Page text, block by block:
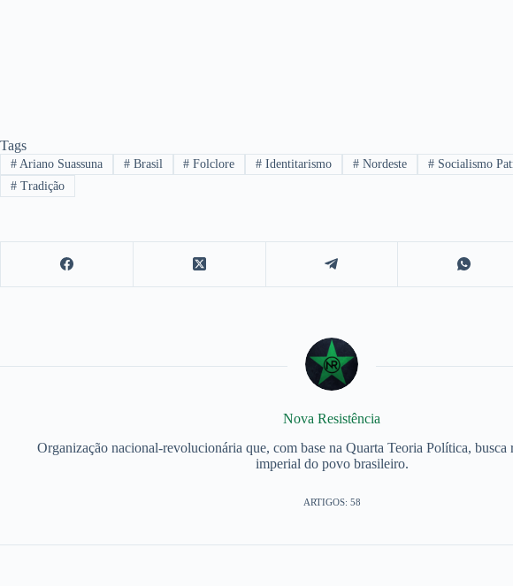
Tags
#Ariano Suassuna #Brasil # Folclore # Identitarismo # Nordeste #Socialismo
#Tradição
Nova Resistência
Organização nacional-revolucionária que, com base na Quarta Teoria Política, busca
imperial do povo brasileiro.
ARTIGOS: 58